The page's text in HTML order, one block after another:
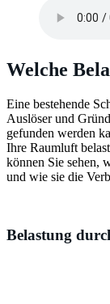
Welche
Eine bestehende
Auslöser und
gefunden werden
Ihre Raumluft
können Sie sehen,
und wie sie die
Belastung